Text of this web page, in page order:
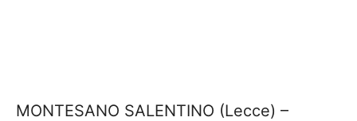
MONTESANO SALENTINO (Lecce) –